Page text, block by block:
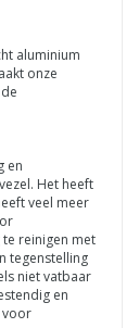
aluminium
onze
en
Het heeft
veel meer
reinigen met
tegenstelling
niet vatbaar
en
voor